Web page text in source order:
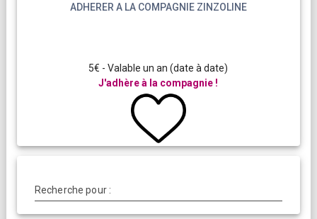
ADHERER A LA COMPAGNIE ZINZOLINE
5€ - Valable un an (date à date)
J'adhère à la compagnie !
Recherche pour :